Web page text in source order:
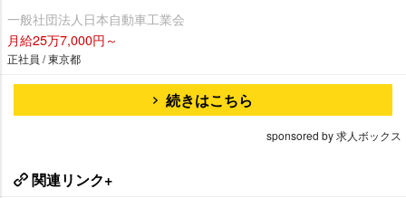
一般社団法人日本自動車工業会
月給25万7,000円～
正社員 / 東京都
続きはこちら
sponsored by 求人ボックス
関連リンク+